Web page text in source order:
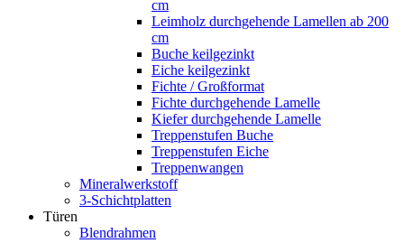
cm
Leimholz durchgehende Lamellen ab 200
cm
Buche keilgezinkt
Eiche keilgezinkt
Fichte / Großformat
Fichte durchgehende Lamelle
Kiefer durchgehende Lamelle
Treppenstufen Buche
Treppenstufen Eiche
Treppenwangen
Mineralwerkstoff
3-Schichtplatten
Türen
Blendrahmen